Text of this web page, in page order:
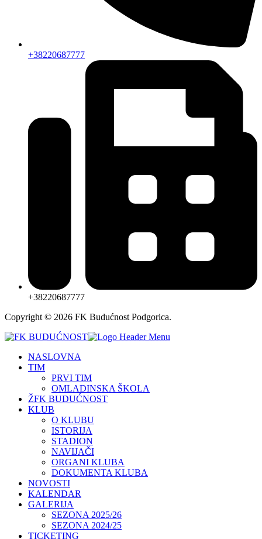
+38220687777
+38220687777
Copyright © 2026 FK Budućnost Podgorica.
NASLOVNA
TIM
PRVI TIM
OMLADINSKA ŠKOLA
ŽFK BUDUĆNOST
KLUB
O KLUBU
ISTORIJA
STADION
NAVIJAČI
ORGANI KLUBA
DOKUMENTA KLUBA
NOVOSTI
KALENDAR
GALERIJA
SEZONA 2025/26
SEZONA 2024/25
TICKETING